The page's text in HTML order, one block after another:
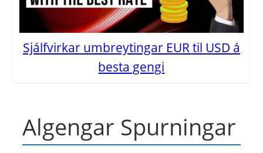
Sjálfvirkar umbreytingar EUR til USD á
besta gengi
Algengar Spurningar